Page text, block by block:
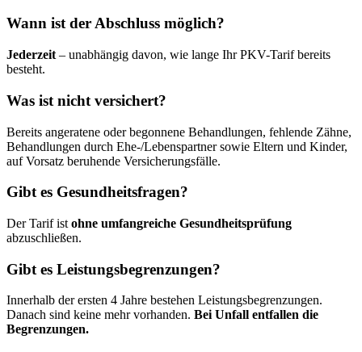
Wann ist der Abschluss möglich?
Jederzeit – unabhängig davon, wie lange Ihr PKV-Tarif bereits
besteht.
Was ist nicht versichert?
Bereits angeratene oder begonnene Behandlungen, fehlende Zähne,
Behandlungen durch Ehe-/Lebenspartner sowie Eltern und Kinder,
auf Vorsatz beruhende Versicherungsfälle.
Gibt es Gesundheitsfragen?
Der Tarif ist ohne umfangreiche Gesundheitsprüfung
abzuschließen.
Gibt es Leistungsbegrenzungen?
Innerhalb der ersten 4 Jahre bestehen Leistungsbegrenzungen.
Danach sind keine mehr vorhanden. Bei Unfall entfallen die
Begrenzungen.